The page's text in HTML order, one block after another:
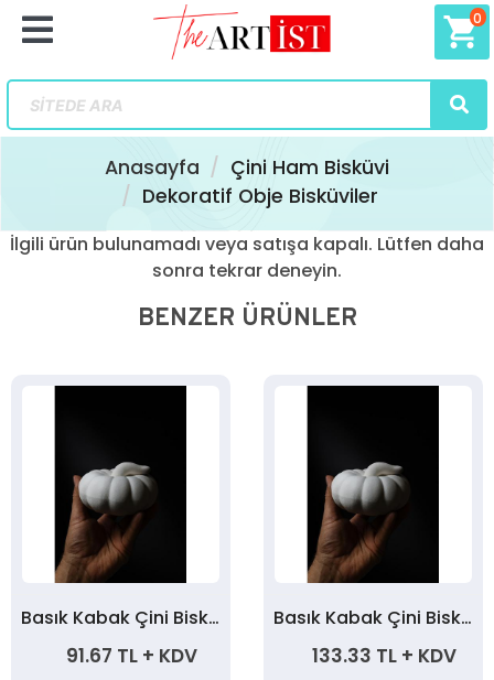
shopping_cart
0
Anasayfa
Çini Ham Bisküvi
Dekoratif Obje Bisküviler
İlgili ürün bulunamadı veya satışa kapalı. Lütfen daha
sonra tekrar deneyin.
BENZER ÜRÜNLER
Basık Kabak Çini Bisküvi Orta Boy (10 cm)
91.67 TL + KDV
Basık Kabak Çini Bisküvi Büyük Boy (12 cm)
133.33 TL + KDV